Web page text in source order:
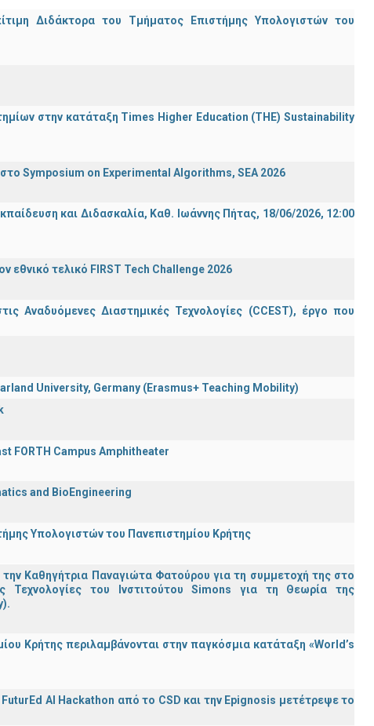
Διδάκτορα του Τμήματος Επιστήμης Υπολογιστών του
στην κατάταξη Times Higher Education (ΤΗΕ) Sustainability
Symposium on Experimental Algorithms, SEA 2026
και Διδασκαλία, Καθ. Ιωάννης Πήτας, 18/06/2026, 12:00
εθνικό τελικό FIRST Tech Challenge 2026
Αναδυόμενες Διαστημικές Τεχνολογίες (CCEST), έργο που
University, Germany (Erasmus+ Teaching Mobility)
FORTH Campus Amphitheater
and BioEngineering
Υπολογιστών του Πανεπιστημίου Κρήτης
Καθηγήτρια Παναγιώτα Φατούρου για τη συμμετοχή της στο
Τεχνολογίες του Ινστιτούτου Simons για τη Θεωρία της
Κρήτης περιλαμβάνονται στην παγκόσμια κατάταξη «World’s
AI Hackathon από το CSD και την Epignosis μετέτρεψε το